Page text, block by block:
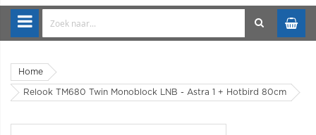
Home
Relook TM680 Twin Monoblock LNB - Astra 1 + Hotbird 80cm